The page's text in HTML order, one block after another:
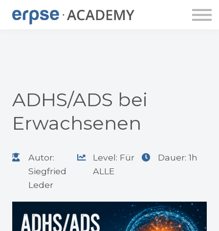
DOZENT:INNEN
ADHS/ADS bei
Erwachsenen
Autor:
Siegfried
Leder
Level: Für
ALLE
Dauer: 1h